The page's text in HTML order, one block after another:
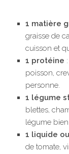
1 matière
graisse de
cuisson et
1 protéine
poisson,
personne.
1 légume
blettes,
légume
1 liquide
de tomate,